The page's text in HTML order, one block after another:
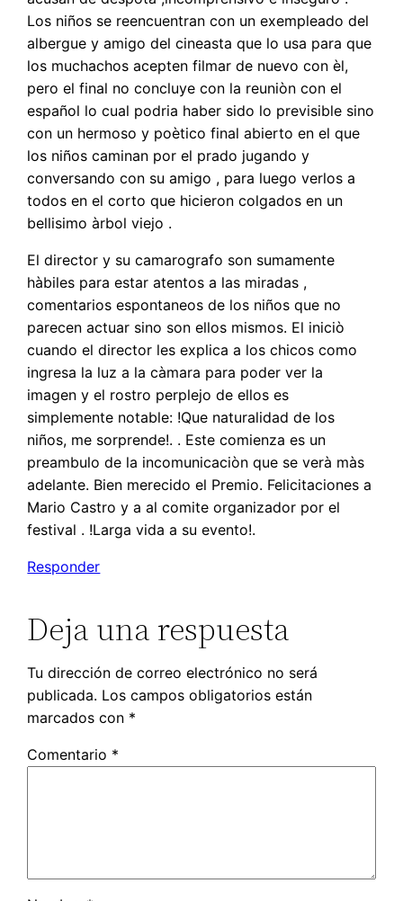
Los niños se reencuentran con un exempleado del
albergue y amigo del cineasta que lo usa para que
los muchachos acepten filmar de nuevo con èl,
pero el final no concluye con la reuniòn con el
español lo cual podria haber sido lo previsible sino
con un hermoso y poètico final abierto en el que
los niños caminan por el prado jugando y
conversando con su amigo , para luego verlos a
todos en el corto que hicieron colgados en un
bellisimo àrbol viejo .
El director y su camarografo son sumamente
hàbiles para estar atentos a las miradas ,
comentarios espontaneos de los niños que no
parecen actuar sino son ellos mismos. El iniciò
cuando el director les explica a los chicos como
ingresa la luz a la càmara para poder ver la
imagen y el rostro perplejo de ellos es
simplemente notable: !Que naturalidad de los
niños, me sorprende!. . Este comienza es un
preambulo de la incomunicaciòn que se verà màs
adelante. Bien merecido el Premio. Felicitaciones a
Mario Castro y a al comite organizador por el
festival . !Larga vida a su evento!.
Responder
Deja una respuesta
Tu dirección de correo electrónico no será
publicada. Los campos obligatorios están
marcados con *
Comentario *